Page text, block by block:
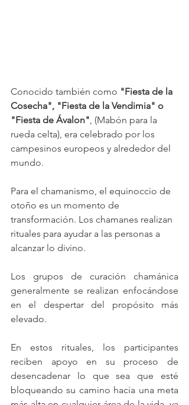
Conocido también como "Fiesta de la
Cosecha", "Fiesta de la Vendimia" o
"Fiesta de Ávalon", (Mabón para la
rueda celta), era celebrado por los
campesinos europeos y alrededor del
mundo.
Para el chamanismo, el equinoccio de
otoño es un momento de
transformación. Los chamanes realizan
rituales para ayudar a las personas a
alcanzar lo divino.
Los grupos de curación chamánica
generalmente se realizan enfocándose
en el despertar del propósito más
elevado.
En estos rituales, los participantes
reciben apoyo en su proceso de
desencadenar lo que sea que esté
bloqueando su camino hacia una meta